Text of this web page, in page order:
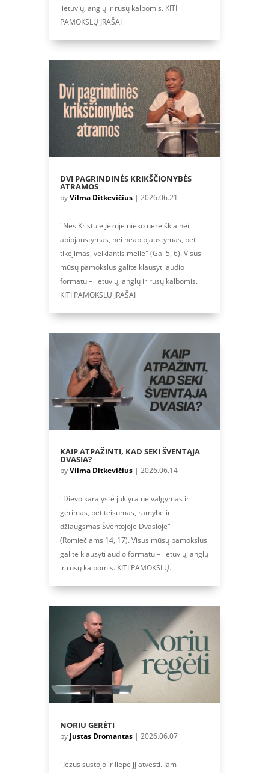
lietuvių, anglų ir rusų kalbomis. KITI
PAMOKSLŲ ĮRAŠAI
DVI PAGRINDINĖS KRIKŠČIONYBĖS
ATRAMOS
byVilma Ditkevičius| 2026.06.21
"Nes Kristuje Jėzuje nieko nereiškia nei
apipjaustymas, nei neapipjaustymas, bet
tikėjimas, veikiantis meile" (Gal 5, 6). Visus
mūsų pamokslus galite klausyti audio
formatu – lietuvių, anglų ir rusų kalbomis.
KITI PAMOKSLŲ ĮRAŠAI
KAIP ATPAŽINTI, KAD SEKI ŠVENTĄJA
DVASIA?
byVilma Ditkevičius| 2026.06.14
"Dievo karalystė juk yra ne valgymas ir
gėrimas, bet teisumas, ramybė ir
džiaugsmas Šventojoje Dvasioje"
(Romiečiams 14, 17). Visus mūsų pamokslus
galite klausyti audio formatu – lietuvių, anglų
ir rusų kalbomis. KITI PAMOKSLŲ...
NORIU GERĖTI
by Justas Dromantas| 2026.06.07
"Jėzus sustojo ir liepė jį atvesti. Jam